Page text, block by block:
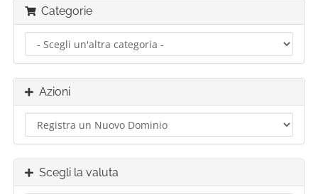
Categorie
Azioni
Scegli la valuta